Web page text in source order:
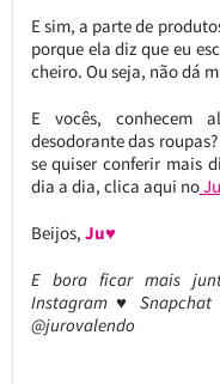
E sim, a parte de
porque ela diz que eu
cheiro. Ou seja, não dá
E vocês, conhecem
desodorante das
se quiser conferir mais
dia a dia, clica aqui no
Beijos, Ju♥
E bora ficar mais
Instagram ♥
@jurovalendo